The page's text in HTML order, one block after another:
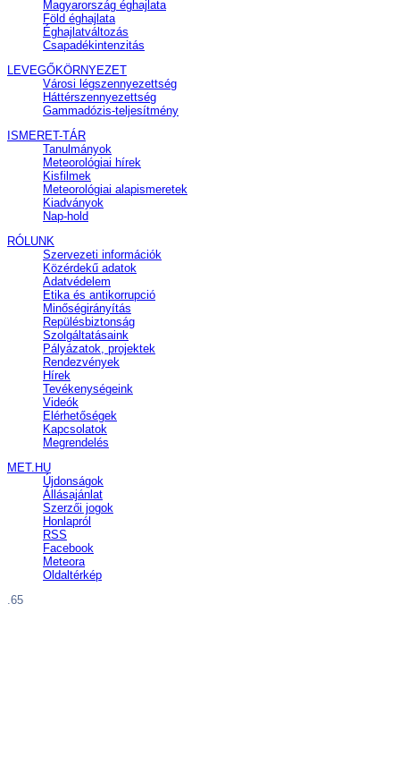
Magyarország éghajlata
Föld éghajlata
Éghajlatváltozás
Csapadékintenzitás
LEVEGŐKÖRNYEZET
Városi légszennyezettség
Háttérszennyezettség
Gammadózis-teljesítmény
ISMERET-TÁR
Tanulmányok
Meteorológiai hírek
Kisfilmek
Meteorológiai alapismeretek
Kiadványok
Nap-hold
RÓLUNK
Szervezeti információk
Közérdekű adatok
Adatvédelem
Etika és antikorrupció
Minőségirányítás
Repülésbiztonság
Szolgáltatásaink
Pályázatok, projektek
Rendezvények
Hírek
Tevékenységeink
Videók
Elérhetőségek
Kapcsolatok
Megrendelés
MET.HU
Újdonságok
Állásajánlat
Szerzői jogok
Honlapról
RSS
Facebook
Meteora
Oldaltérkép
.65